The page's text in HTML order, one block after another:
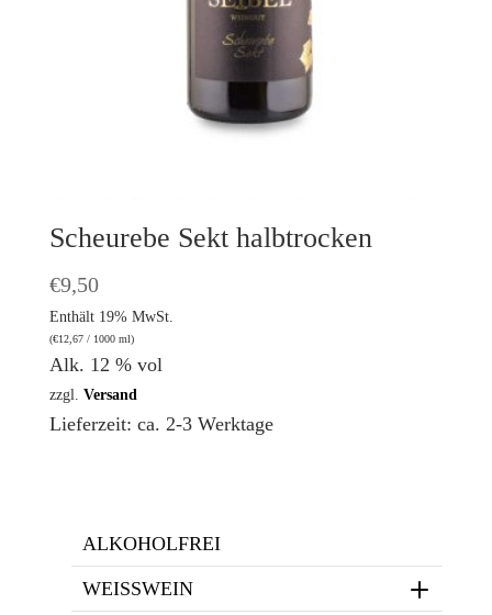
Scheurebe Sekt halbtrocken
€9,50
Enthält 19% MwSt.
(€12,67/ 1000 ml)
Alk. 12 % vol
zzgl. Versand
Lieferzeit: ca. 2-3 Werktage
ALKOHOLFREI
WEISSWEIN